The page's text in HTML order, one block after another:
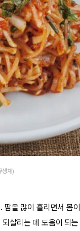
생채)
을 많이 흘리면서 몸
살리는 데 도움이 되